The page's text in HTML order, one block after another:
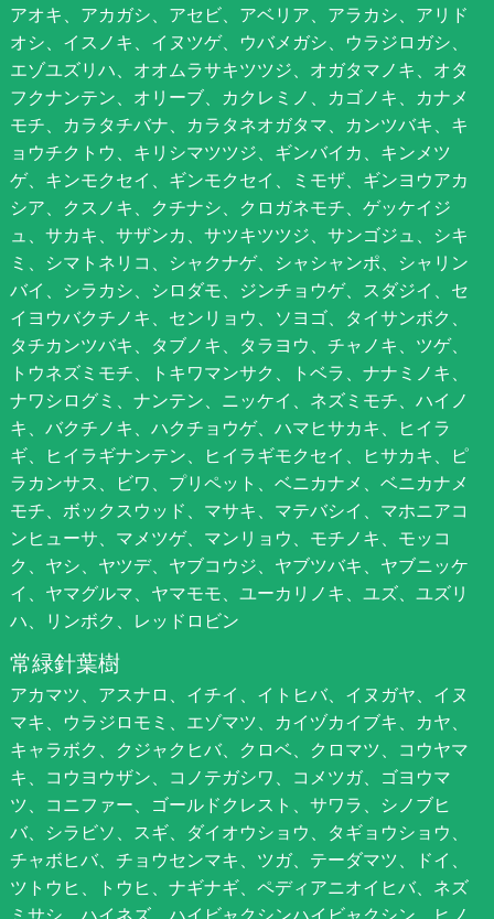
アオキ、アカガシ、アセビ、アベリア、アラカシ、アリド
オシ、イスノキ、イヌツゲ、ウバメガシ、ウラジロガシ、
エゾユズリハ、オオムラサキツツジ、オガタマノキ、オタ
フクナンテン、オリーブ、カクレミノ、カゴノキ、カナメ
モチ、カラタチバナ、カラタネオガタマ、カンツバキ、キ
ョウチクトウ、キリシマツツジ、ギンバイカ、キンメツ
ゲ、キンモクセイ、ギンモクセイ、ミモザ、ギンヨウアカ
シア、クスノキ、クチナシ、クロガネモチ、ゲッケイジ
ュ、サカキ、サザンカ、サツキツツジ、サンゴジュ、シキ
ミ、シマトネリコ、シャクナゲ、シャシャンポ、シャリン
バイ、シラカシ、シロダモ、ジンチョウゲ、スダジイ、セ
イヨウバクチノキ、センリョウ、ソヨゴ、タイサンボク、
タチカンツバキ、タブノキ、タラヨウ、チャノキ、ツゲ、
トウネズミモチ、トキワマンサク、トベラ、ナナミノキ、
ナワシログミ、ナンテン、ニッケイ、ネズミモチ、ハイノ
キ、バクチノキ、ハクチョウゲ、ハマヒサカキ、ヒイラ
ギ、ヒイラギナンテン、ヒイラギモクセイ、ヒサカキ、ピ
ラカンサス、ビワ、プリペット、ベニカナメ、ベニカナメ
モチ、ボックスウッド、マサキ、マテバシイ、マホニアコ
ンヒューサ、マメツゲ、マンリョウ、モチノキ、モッコ
ク、ヤシ、ヤツデ、ヤブコウジ、ヤブツバキ、ヤブニッケ
イ、ヤマグルマ、ヤマモモ、ユーカリノキ、ユズ、ユズリ
ハ、リンボク、レッドロビン
常緑針葉樹
アカマツ、アスナロ、イチイ、イトヒバ、イヌガヤ、イヌ
マキ、ウラジロモミ、エゾマツ、カイヅカイブキ、カヤ、
キャラボク、クジャクヒバ、クロベ、クロマツ、コウヤマ
キ、コウヨウザン、コノテガシワ、コメツガ、ゴヨウマ
ツ、コニファー、ゴールドクレスト、サワラ、シノブヒ
バ、シラビソ、スギ、ダイオウショウ、タギョウショウ、
チャボヒバ、チョウセンマキ、ツガ、テーダマツ、ドイ、
ツトウヒ、トウヒ、ナギナギ、ペディアニオイヒバ、ネズ